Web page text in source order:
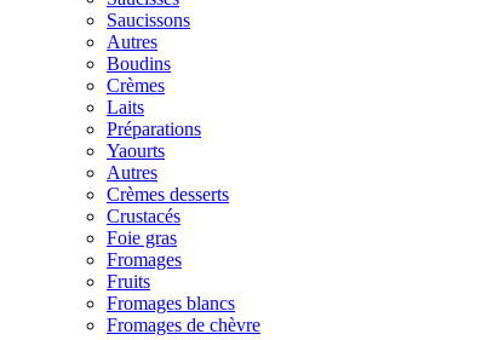
Saucissons
Autres
Boudins
Crèmes
Laits
Préparations
Yaourts
Autres
Crèmes desserts
Crustacés
Foie gras
Fromages
Fruits
Fromages blancs
Fromages de chèvre